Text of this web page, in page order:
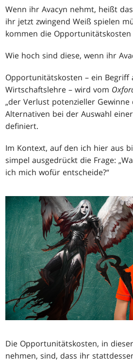
Wenn ihr Avacyn nehmt, heißt
ihr jetzt zwingend Weiß spielen
kommen die Opportunitätskosten
Wie hoch sind diese, wenn ihr
Opportunitätskosten – ein Begriff
Wirtschaftslehre – wird vom
„der Verlust potenzieller
Alternativen bei der Auswahl
definiert.
Im Kontext, auf den ich hier aus
simpel ausgedrückt die Frage:
ich mich wofür entscheide?“
Die Opportunitätskosten, in
nehmen, sind, dass ihr